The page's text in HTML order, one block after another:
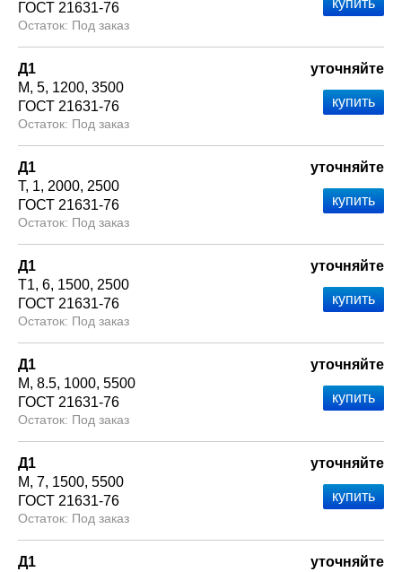
ГОСТ 21631-76
Под заказ
Д1
М 5 1200 3500
ГОСТ 21631-76
Под заказ
уточняйте
Д1
Т 1 2000 2500
ГОСТ 21631-76
Под заказ
уточняйте
Д1
Т1 6 1500 2500
ГОСТ 21631-76
Под заказ
уточняйте
Д1
М 8.5 1000 5500
ГОСТ 21631-76
Под заказ
уточняйте
Д1
М 7 1500 5500
ГОСТ 21631-76
Под заказ
уточняйте
Д1
уточняйте